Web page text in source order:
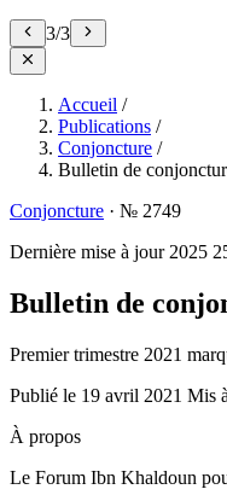
3/3
Accueil /
Publications /
Conjoncture /
Bulletin de
Conjoncture · № 2749
Dernière mise à jour 2025
Bulletin de
Premier trimestre 2021
Publié le 19 avril 2021 Mis
À propos
Le Forum Ibn Khaldoun